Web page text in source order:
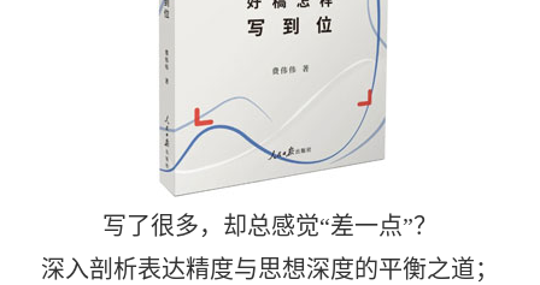
写了很多，却总感觉“差一点”？
深入剖析表达精度与思想深度的平衡之道；